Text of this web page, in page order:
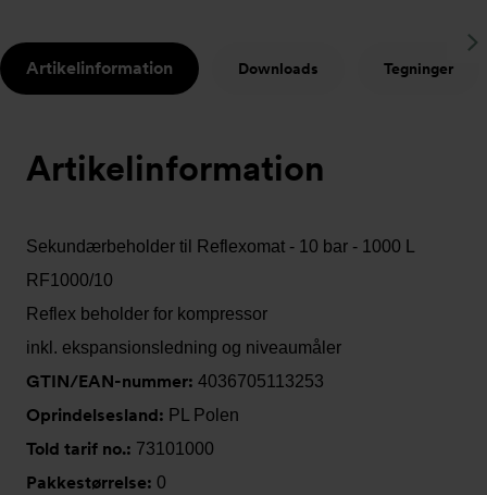
Artikelinformation Downloads Tegninger
Artikelinformation
Sekundærbeholder til Reflexomat - 10 bar - 1000 L
RF1000/10
Reflex beholder for kompressor
inkl. ekspansionsledning og niveaumåler
GTIN/EAN-nummer: 4036705113253
Oprindelsesland: PL Polen
Told tarif no.: 73101000
Pakkestørrelse: 0